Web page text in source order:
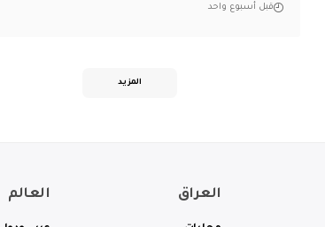
قبل أسبوع واحد
المزيد
العراق العالم